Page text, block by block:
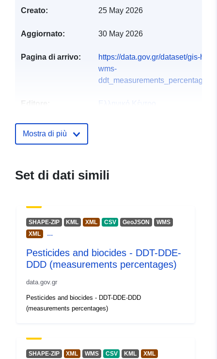
Creato: 25 May 2026
Aggiornato: 30 May 2026
Pagina di arrivo:
https://data.gov.gr/dataset/gis-
wms-
Editore:
Ελληνικό Κέντρο
Registro del
Aggiunta a data.europa.eu:
Spaziale:
-180, 90 ], [ 180, 90 ], [ 180,
-90 ], [ -180, -90 ] ]
Mostra di più
Set di dati simili
SHAPE-ZIP KML XML CSV GeoJSON
WMS
XML
...
Pesticides and biocides - DDT-DDE-
DDD (measurements percentages)
data.gov.gr
Pesticides and biocides - DDT-DDE-DDD
(measurements percentages)
SHAPE-ZIP XML WMS CSV KML
XML